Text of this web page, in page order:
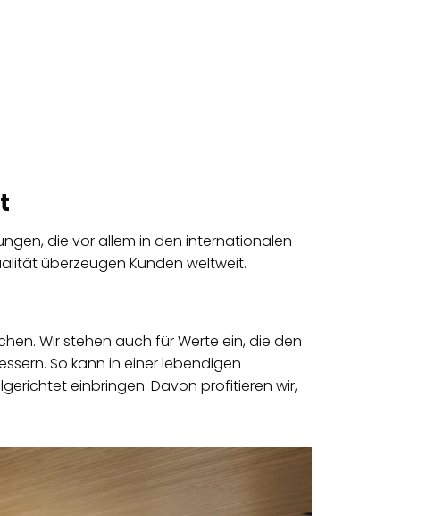
die vor allem in den internationalen
überzeugen Kunden weltweit.
Wir stehen auch für Werte ein, die den
So kann in einer lebendigen
einbringen. Davon profitieren wir,